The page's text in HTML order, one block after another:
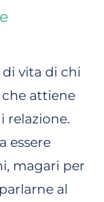
vita di chi
attiene
relazione.
essere
magari per
al